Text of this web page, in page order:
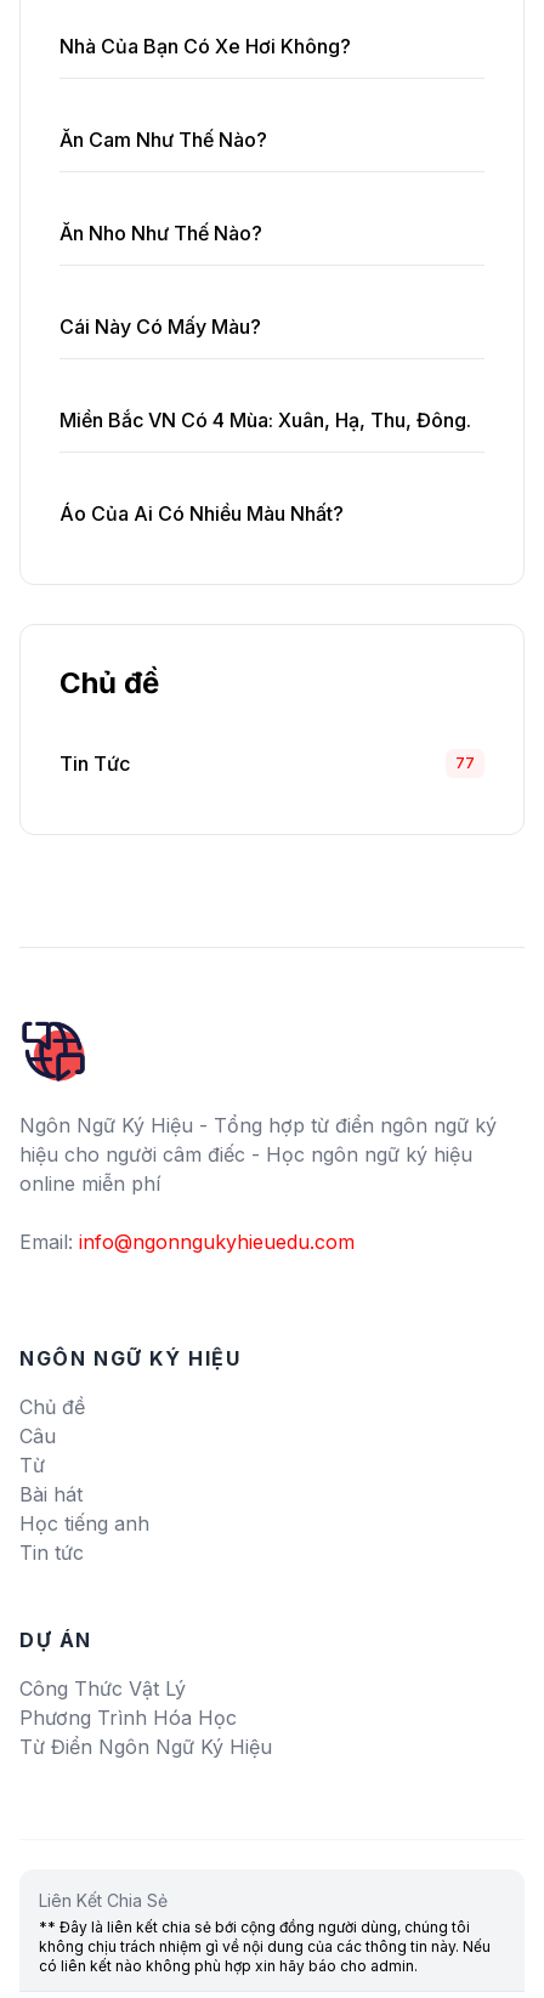
Nhà Của Bạn Có Xe Hơi Không?
Ăn Cam Như Thế Nào?
Ăn Nho Như Thế Nào?
Cái Này Có Mấy Màu?
Miền Bắc VN Có 4 Mùa: Xuân, Hạ, Thu, Đông.
Áo Của Ai Có Nhiều Màu Nhất?
Chủ đề
Tin Tức 77
Ngôn Ngữ Ký Hiệu - Tổng hợp từ điển ngôn ngữ ký
hiệu cho người câm điếc - Học ngôn ngữ ký hiệu
online miễn phí
Email: info@ngonngukyhieuedu.com
NGÔN NGỮ KÝ HIỆU
Chủ đề
Câu
Từ
Bài hát
Học tiếng anh
Tin tức
DỰ ÁN
Công Thức Vật Lý
Phương Trình Hóa Học
Từ Điển Ngôn Ngữ Ký Hiệu
Liên Kết Chia Sẻ
** Đây là liên kết chia sẻ bới cộng đồng người dùng, chúng tôi
không chịu trách nhiệm gì về nội dung của các thông tin này. Nếu
có liên kết nào không phù hợp xin hãy báo cho admin.